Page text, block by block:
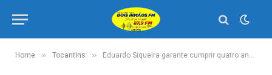
Home » Tocantins » Eduardo Siqueira garante cumprir quatro anos de mandato e não mira ocupar outros cargos: ‘Nada me fará deixar a prefeitura’